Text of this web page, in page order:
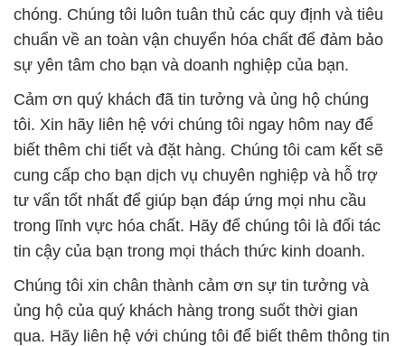
chóng. Chúng tôi luôn tuân thủ các quy định và tiêu
chuẩn về an toàn vận chuyển hóa chất để đảm bảo
sự yên tâm cho bạn và doanh nghiệp của bạn.
Cảm ơn quý khách đã tin tưởng và ủng hộ chúng
tôi. Xin hãy liên hệ với chúng tôi ngay hôm nay để
biết thêm chi tiết và đặt hàng. Chúng tôi cam kết sẽ
cung cấp cho bạn dịch vụ chuyên nghiệp và hỗ trợ
tư vấn tốt nhất để giúp bạn đáp ứng mọi nhu cầu
trong lĩnh vực hóa chất. Hãy để chúng tôi là đối tác
tin cậy của bạn trong mọi thách thức kinh doanh.
Chúng tôi xin chân thành cảm ơn sự tin tưởng và
ủng hộ của quý khách hàng trong suốt thời gian
qua. Hãy liên hệ với chúng tôi để biết thêm thông tin